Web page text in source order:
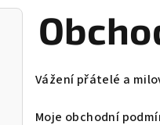
Vážení přátelé a
Moje obchodní